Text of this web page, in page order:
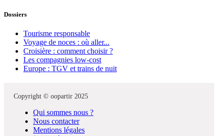
Dossiers
Tourisme responsable
Voyage de noces : où aller...
Croisière : comment choisir ?
Les compagnies low-cost
Europe : TGV et trains de nuit
Copyright © oopartir 2025
Qui sommes nous ?
Nous contacter
Mentions légales